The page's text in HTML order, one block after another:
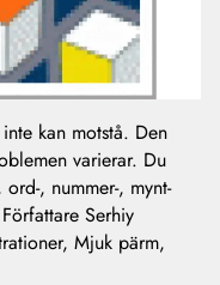
kan motstå. Den
varierar. Du
, nummer-, mynt-
Serhiy
Mjuk pärm,